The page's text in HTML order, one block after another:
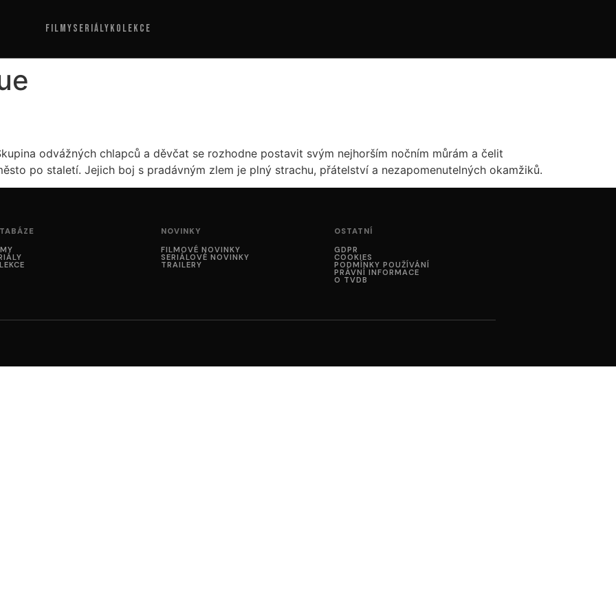
FILMYSERIÁLY KOLEKCE
odvážných chlapců a děvčat se rozhodne postavit svým nejhorším nočním můrám a čelit
po staletí. Jejich boj s pradávným zlem je plný strachu, přátelství a nezapomenutelných okamžiků.
NOVINKY
FILMOVÉ NOVINKY
SERIÁLOVÉ NOVINKY
TRAILERY
OSTATNÍ
GDPR
COOKIES
PODMÍNKY POUŽÍVÁNÍ
PRÁVNÍ INFORMACE
O TVDB